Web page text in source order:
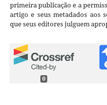
primeira publicação e a
artigo e seus metadados aos
que seus editores julguem
0